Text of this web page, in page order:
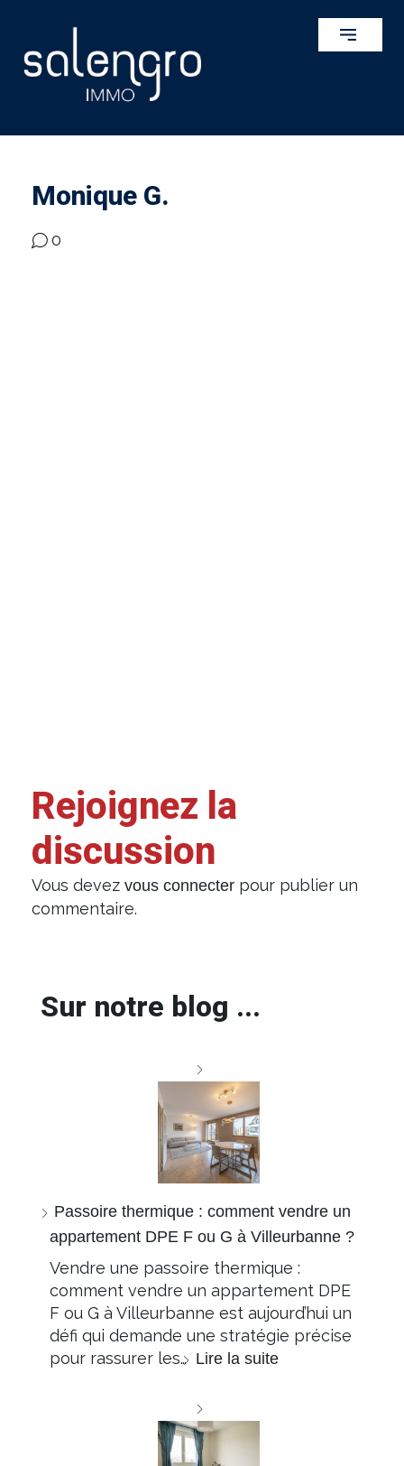
Monique G.
0
Rejoignez la
discussion
Vous devez vous connecter pour publier un
commentaire.
Sur notre blog ...
Passoire thermique : comment vendre un
appartement DPE F ou G à Villeurbanne ?
Vendre une passoire thermique :
comment vendre un appartement DPE
F ou G à Villeurbanne est aujourd’hui un
défi qui demande une stratégie précise
pour rassurer les… Lire la suite